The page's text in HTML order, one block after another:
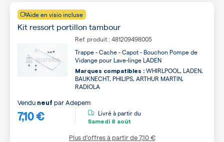
Aide en visio incluse
Kit ressort portillon tambour
Ref. produit : 481209498005
Trappe - Cache - Capot - Bouchon Pompe de
Vidange pour Lave-linge LADEN
Marques compatibles : WHIRLPOOL, LADEN,
BAUKNECHT, PHILIPS, ARTHUR MARTIN,
RADIOLA
7,10 €
Vendu neuf parAdepem
Livré à partir du
Samedi 8 août
Plus d’offres à partir de7,10 €